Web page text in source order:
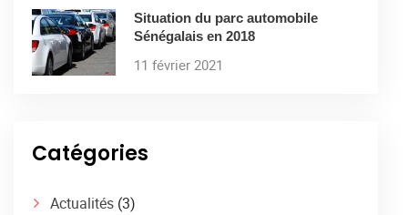
Situation du parc automobile
Sénégalais en 2018
11 février 2021
Catégories
Actualités (3)